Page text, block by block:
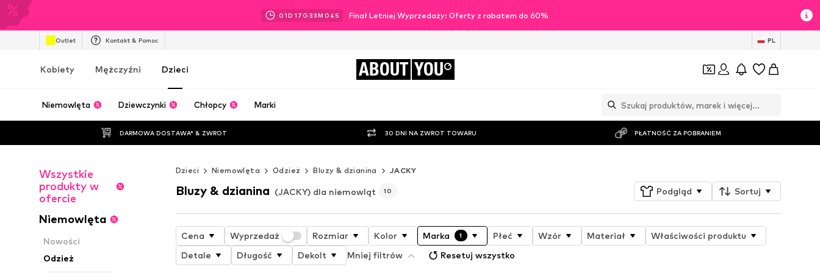
01D 17 G 33M 02 S Finał Letniej Wyprzedaży: Oferty z rabatem do 60%
Outlet Kontakt & Pomoc PL
Kobiety Mężczyźni Dzieci ABOUT YOU
Niemowlęta Dziewczynki Chłopcy Marki
DARMOWA DOSTAWA* & ZWROT 30 DNI NA ZWROT TOWARU PŁATNOŚĆ ZA POBRANIEM
Wszystkie
produkty w
ofercie
Niemowlęta
Nowości
Odzież
Dzieci Niemowlęta Odzież Bluzy & dzianina JACKY
Bluzy & dzianina (JACKY) dla niemowląt 10 Podgląd Sortuj
Cena Wyprzedaż Rozmiar Kolor Marka 1 Płeć Wzór Materiał
Właściwości produktu
Detale
Długość Dekolt Mniej filtrów Resetuj wszystko